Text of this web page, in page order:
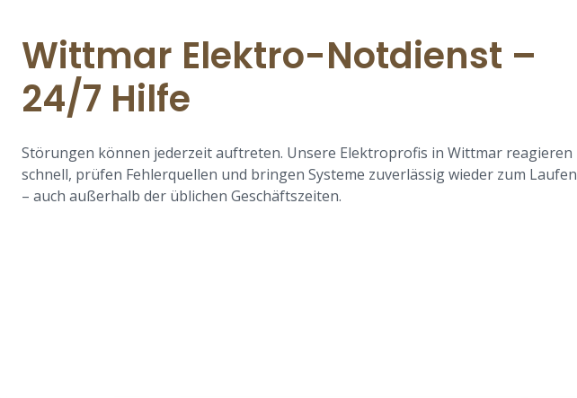
Wittmar Elektro-Notdienst –
24/7 Hilfe
Störungen können jederzeit auftreten. Unsere Elektroprofis in Wittmar reagieren
schnell, prüfen Fehlerquellen und bringen Systeme zuverlässig wieder zum Laufen
– auch außerhalb der üblichen Geschäftszeiten.